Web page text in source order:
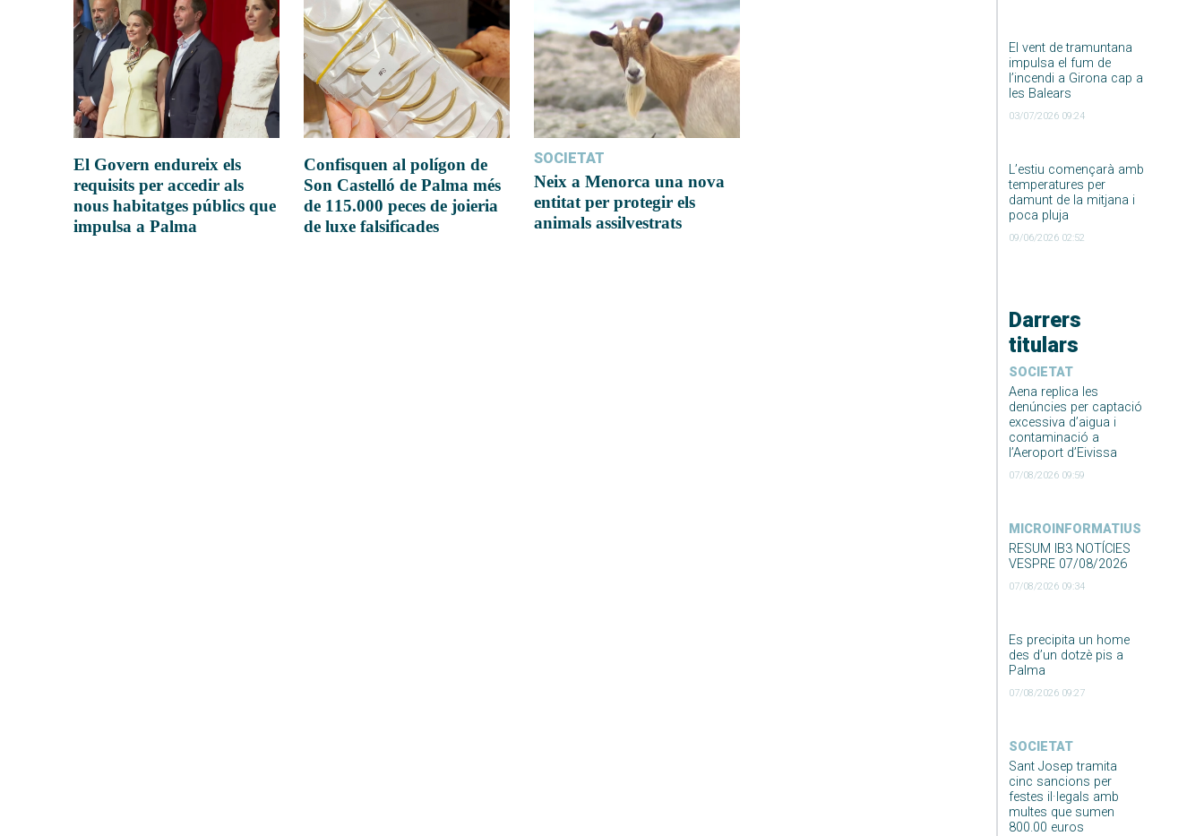
El vent de tramuntana
impulsa el fum de
l’incendi a Girona cap a
les Balears
03/07/2026 09:24
L’estiu començarà amb
temperatures per
damunt de la mitjana i
poca pluja
09/06/2026 02:52
Darrers
titulars
SOCIETAT
Aena replica les
denúncies per captació
excessiva d’aigua i
contaminació a
l’Aeroport d’Eivissa
07/08/2026 09:59
MICROINFORMATIUS
RESUM IB3 NOTÍCIES
VESPRE 07/08/2026
07/08/2026 09:34
Es precipita un home
des d’un dotzè pis a
Palma
07/08/2026 09:27
SOCIETAT
Sant Josep tramita
cinc sancions per
festes il·legals amb
multes que sumen
800.00 euros
El Govern endureix els
requisits per accedir als
nous habitatges públics que
impulsa a Palma
Confisquen al polígon de
Son Castelló de Palma més
de 115.000 peces de joieria
de luxe falsificades
SOCIETAT
Neix a Menorca una nova
entitat per protegir els
animals assilvestrats